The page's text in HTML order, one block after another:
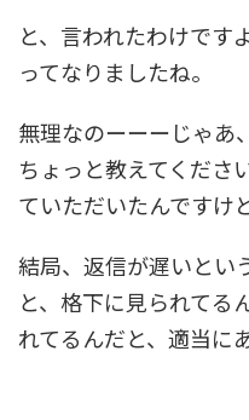
と、言われたわけです
ってなりましたね。
無理なのーーーじゃあ
ちょっと教えてくださ
ていただいたんですけど
結局、返信が遅いとい
と、格下に見られてる
れてるんだと、適当に